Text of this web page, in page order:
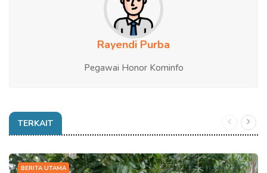
Rayendi Purba
Pegawai Honor Kominfo
TERKAIT
BERITA UTAMA